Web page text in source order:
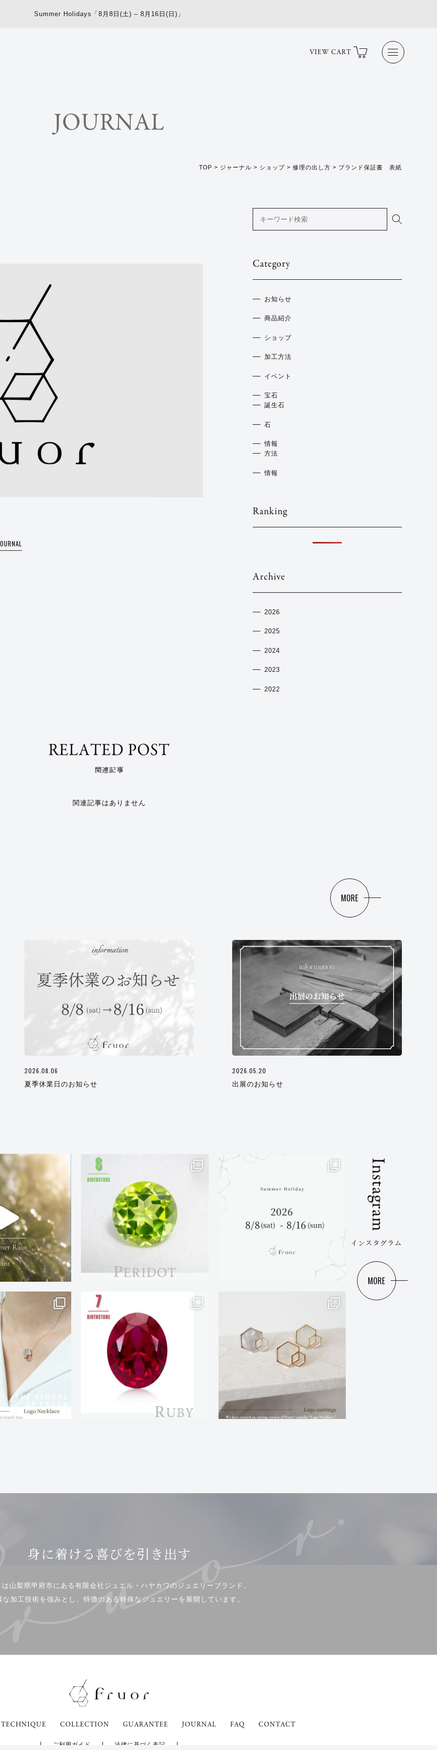
Summer Holidays「8月8日(土) – 8月16日(日)」
VIEW CART
JOURNAL
TOP > ジャーナル > ショップ > 修理の出し方 > ブランド保証書 表紙
Category
お知らせ
商品紹介
ショップ
加工方法
イベント
宝石
誕生石
石
情報
方法
情報
Ranking
Archive
2026
2025
2024
2023
2022
RELATED POST
関連記事
関連記事はありません
2026.08.06
夏季休業日のお知らせ
2026.05.20
出展のお知らせ
MORE
Instagram
インスタグラム
MORE
身に着ける喜びを引き出す
山梨県甲府市にある有限会社ジュエル・ハヤカワのジュエリーブランド。
な加工技術を強みとし、特徴のある特殊なジュエリーを展開しています。
TECHNIQUE COLLECTION GUARANTEE JOURNAL FAQ CONTACT
ご利用ガイド 法律に基づく表記